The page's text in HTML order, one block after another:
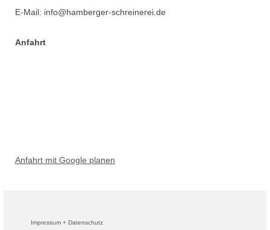
E-Mail: info@hamberger-schreinerei.de
Anfahrt
Anfahrt mit Google planen
Impressum + Datenschutz